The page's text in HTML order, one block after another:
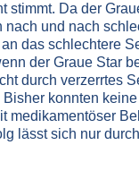
stimmt. Da der
und nach
das schlechtere
der Graue Star
durch verzerrtes
konnten
medikamentöser
lässt sich nur